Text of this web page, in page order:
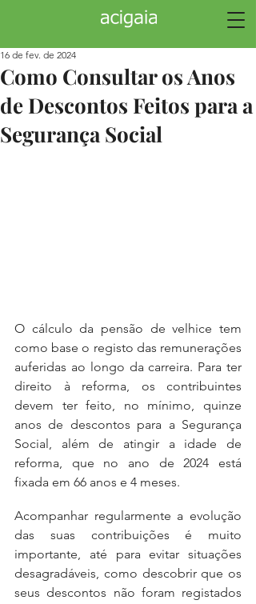
Como Consultar os Anos
de Descontos Feitos para a
Segurança Social
16 de fev. de 2024
O cálculo da pensão de velhice tem
como base o registo das remunerações
auferidas ao longo da carreira. Para ter
direito à reforma, os contribuintes
devem ter feito, no mínimo, quinze
anos de descontos para a Segurança
Social, além de atingir a idade de
reforma, que no ano de 2024 está
fixada em 66 anos e 4 meses.
Acompanhar regularmente a evolução
das suas contribuições é muito
importante, até para evitar situações
desagradáveis, como descobrir que os
seus descontos não foram registados